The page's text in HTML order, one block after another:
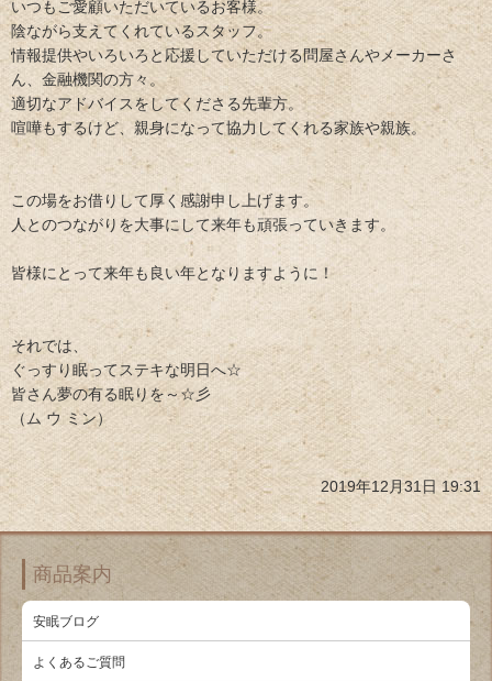
いつもご愛顧いただいているお客様。
陰ながら支えてくれているスタッフ。
情報提供やいろいろと応援していただける問屋さんやメーカーさ
ん、金融機関の方々。
適切なアドバイスをしてくださる先輩方。
喧嘩もするけど、親身になって協力してくれる家族や親族。
この場をお借りして厚く感謝申し上げます。
人とのつながりを大事にして来年も頑張っていきます。
皆様にとって来年も良い年となりますように！
それでは、
ぐっすり眠ってステキな明日へ☆
皆さん夢の有る眠りを～☆彡
（ム ウ ミン）
2019年12月31日 19:31
商品案内
安眠ブログ
よくあるご質問